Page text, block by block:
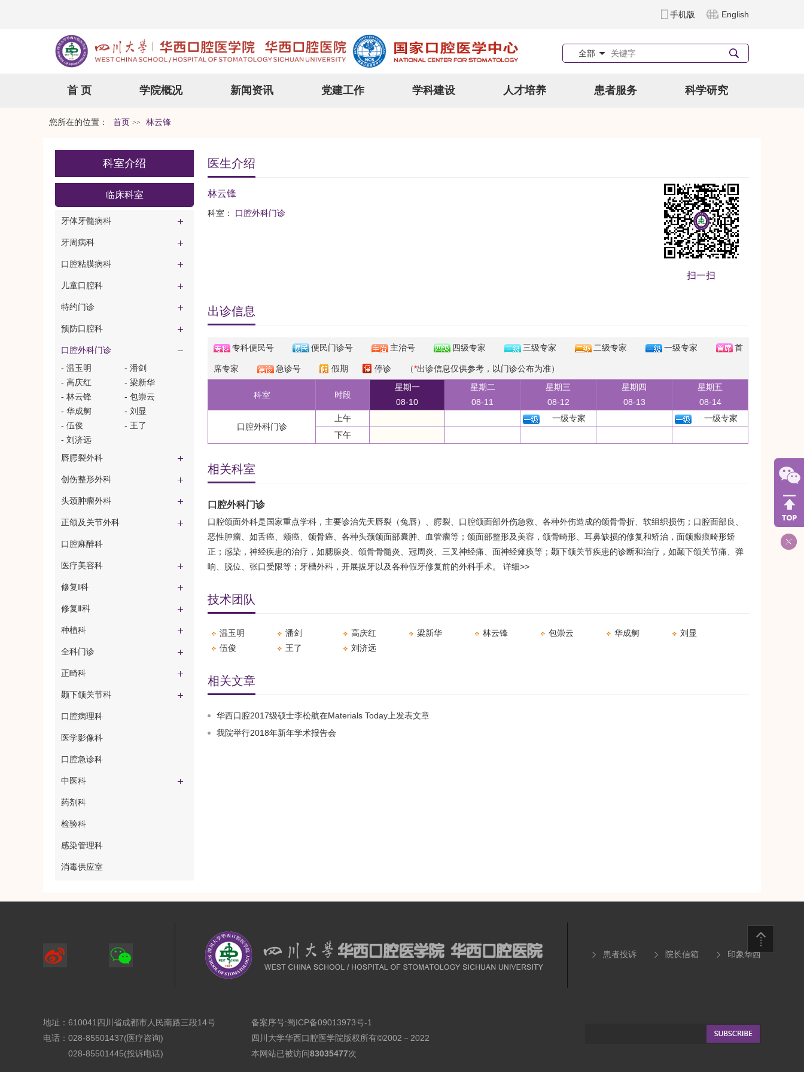
手机版 English
全部
首 页 学院概况 新闻资讯 党建工作 学科建设 人才培养 患者服务 科学研究
您所在的位置： 首页 >> 林云锋
科室介绍
临床科室
牙体牙髓病科
牙周病科
口腔粘膜病科
儿童口腔科
特约门诊
预防口腔科
口腔外科门诊
- 温玉明
- 潘剑
- 高庆红
- 梁新华
- 林云锋
- 包崇云
- 华成舸
- 刘显
- ​伍俊
- 王了
- 刘济远
唇腭裂外科
创伤整形外科
头颈肿瘤外科
正颌及关节外科
口腔麻醉科
医疗美容科
修复I科
修复Ⅱ科
种植科
全科门诊
正畸科
颞下颌关节科
口腔病理科
医学影像科
口腔急诊科
中医科
药剂科
检验科
感染管理科
消毒供应室
医生介绍
林云锋
扫一扫
科室： 口腔外科门诊
出诊信息
专科便民号 便民门诊号 主治号 四级专家 三级专家 二级专家 一级专家 首
席专家 急诊号 假期 停诊 （*出诊信息仅供参考，以门诊公布为准）
科室 时段
星期一
08-10
星期二
08-11
星期三
08-12
星期四
08-13
星期五
08-14
口腔外科门诊
上午 一级专家
一级专家
下午
相关科室
口腔外科门诊
口腔颌面外科是国家重点学科，主要诊治先天唇裂（兔唇）、腭裂、口腔颌面部外伤急救、各种外伤造成的颌骨骨折、软组织损伤；口腔面部良、
恶性肿瘤、如舌癌、颊癌、颌骨癌、各种头颈颌面部囊肿、血管瘤等；颌面部整形及美容，颌骨畸形、耳鼻缺损的修复和矫治，面颌瘢痕畸形矫
正；感染，神经疾患的治疗，如腮腺炎、颌骨骨髓炎、冠周炎、三叉神经痛、面神经瘫痪等；颞下颌关节疾患的诊断和治疗，如颞下颌关节痛、弹
响、脱位、张口受限等；牙槽外科，开展拔牙以及各种假牙修复前的外科手术。详细>>
技术团队
温玉明 潘剑 高庆红 梁新华 林云锋 包崇云 华成舸
刘显
​伍俊
王了 刘济远
相关文章
华西口腔2017级硕士李松航在Materials Today上发表文章
我院举行2018年新年学术报告会
患者投诉 院长信箱 印象华西
地址：610041四川省成都市人民南路三段14号
电话：028-85501437(医疗咨询)
028-85501445(投诉电话)
备案序号:蜀ICP备09013973号-1
四川大学华西口腔医学院版权所有©2002－2022
本网站已被访问83035477次